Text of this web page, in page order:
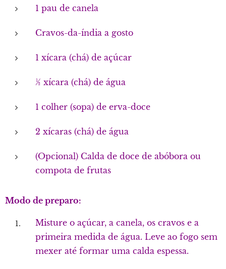
1 pau de canela
Cravos-da-índia a gosto
1 xícara (chá) de açúcar
½ xícara (chá) de água
1 colher (sopa) de erva-doce
2 xícaras (chá) de água
(Opcional) Calda de doce de abóbora ou
compota de frutas
Modo de preparo:
Misture o açúcar, a canela, os cravos e a
primeira medida de água. Leve ao fogo sem
mexer até formar uma calda espessa.